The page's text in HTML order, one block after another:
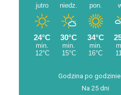
Godzina po godzinie
Na 25 dni